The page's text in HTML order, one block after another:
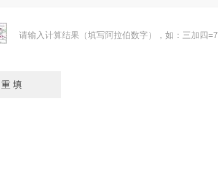
请输入计算结果（填写阿拉伯数字），如：三加四=7